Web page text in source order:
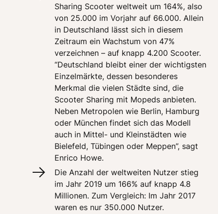
Sharing Scooter weltweit um 164%, also
von 25.000 im Vorjahr auf 66.000. Allein
in Deutschland lässt sich in diesem
Zeitraum ein Wachstum von 47%
verzeichnen – auf knapp 4.200 Scooter.
“Deutschland bleibt einer der wichtigsten
Einzelmärkte, dessen besonderes
Merkmal die vielen Städte sind, die
Scooter Sharing mit Mopeds anbieten.
Neben Metropolen wie Berlin, Hamburg
oder München findet sich das Modell
auch in Mittel- und Kleinstädten wie
Bielefeld, Tübingen oder Meppen”, sagt
Enrico Howe.
Die Anzahl der weltweiten Nutzer stieg
im Jahr 2019 um 166% auf knapp 4.8
Millionen. Zum Vergleich: Im Jahr 2017
waren es nur 350.000 Nutzer.